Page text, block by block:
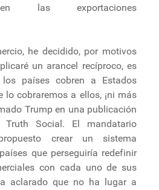
las exportaciones
he decidido, por motivos
un arancel recíproco, es
países cobren a Estados
lo cobraremos a ellos, ¡ni más
Trump en una publicación
Social. El mandatario
crear un sistema
que perseguiría redefinir
con cada uno de sus
aclarado que no ha lugar a